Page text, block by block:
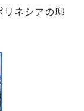
リネシアの邸